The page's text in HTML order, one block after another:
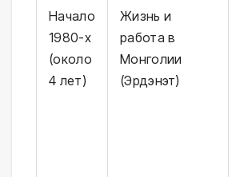
Начало
1980-х
(около
4 лет)
Жизнь и
работа в
Монголии
(Эрдэнэт)